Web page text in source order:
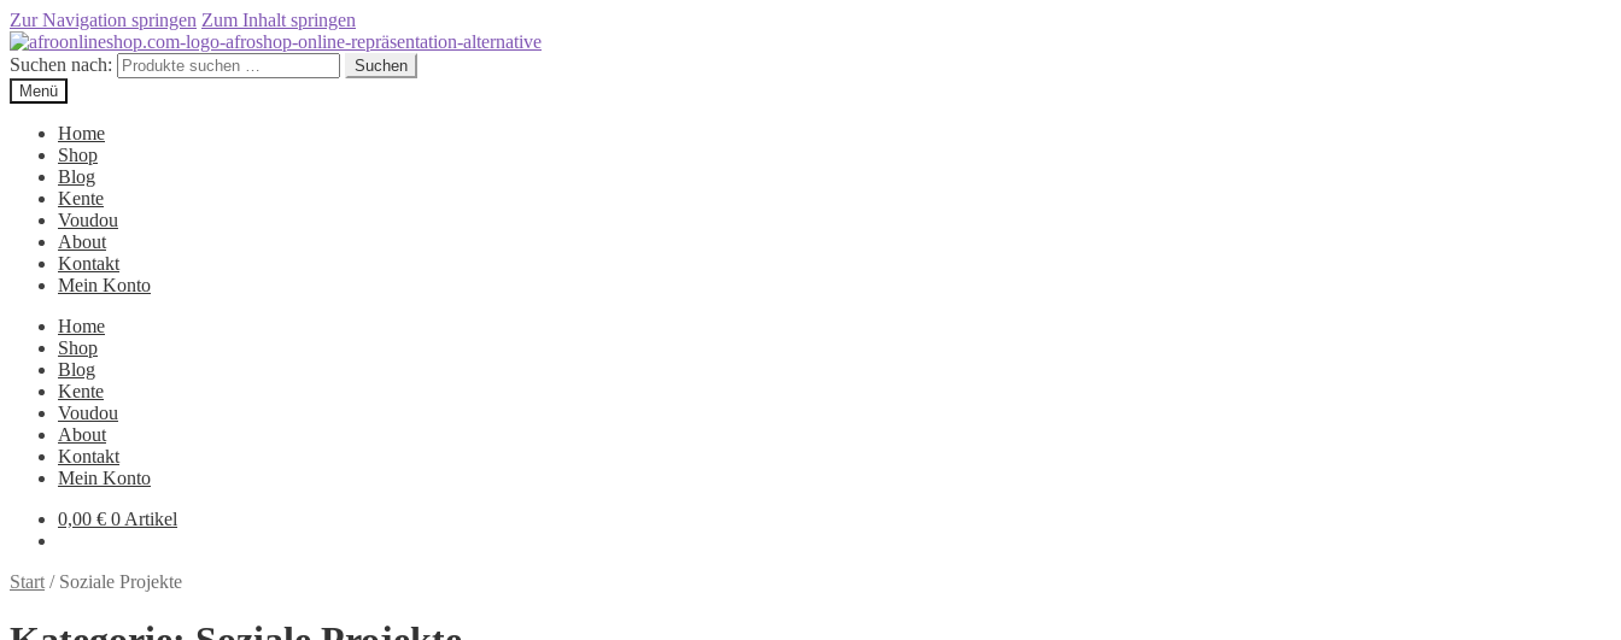
Zur Navigation springen Zum Inhalt springen
Suchen nach:
Suchen
Menü
Home
Shop
Blog
Kente
Voudou
About
Kontakt
Mein Konto
Home
Shop
Blog
Kente
Voudou
About
Kontakt
Mein Konto
0,00 € 0 Artikel
Start / Soziale Projekte